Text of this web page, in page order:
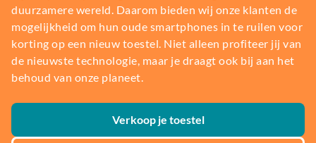
duurzamere wereld. Daarom bieden wij onze klanten de
mogelijkheid om hun oude smartphones in te ruilen voor
korting op een nieuw toestel. Niet alleen profiteer jij van
de nieuwste technologie, maar je draagt ook bij aan het
behoud van onze planeet.
Verkoop je toestel